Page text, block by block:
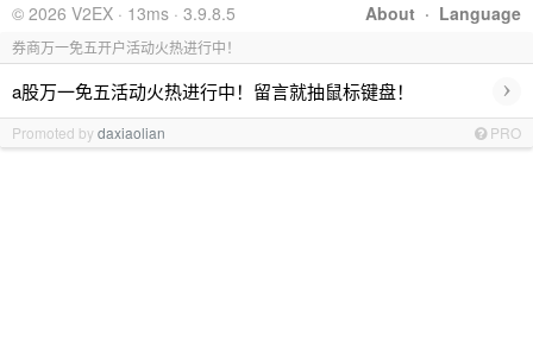
About · Language
© 2026 V2EX · 13ms · 3.9.8.5
券商万一免五开户活动火热进行中！
a股万一免五活动火热进行中！留言就抽鼠标键盘！ ›
Promoted bydaxiaolian PRO